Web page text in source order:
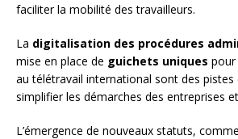
faciliter la mobilité des travailleurs.
La digitalisation des procédures
mise en place de guichets uniques pour
au télétravail international sont des
simplifier les démarches des entreprises
L’émergence de nouveaux statuts,